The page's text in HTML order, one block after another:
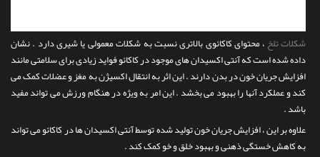
شکلات تلخ، محتوای کاکائوی بالاتری نسبت به شکلات معمولی یا شیری دارد . نشان
داده شده است که آنتی اکسیدان های موجود در کاکائو فواید زیادی برای سلامتی مانند
افزایش جریان خون در بدن دارند . این اثر به انتقال اکسیژن به مغز و عضلات کمک می
کند و عملکرد آنها را بهبود می بخشد . این امر به ویژه در هنگام ورزش می تواند مفید
باشد .
علاوه بر این ، افزایش جریان خون تولید شده توسط آنتی اکسیدان ها در کاکائو می تواند
به کاهش خستگی ذهنی و بهبود خلق و خو کمک کند .